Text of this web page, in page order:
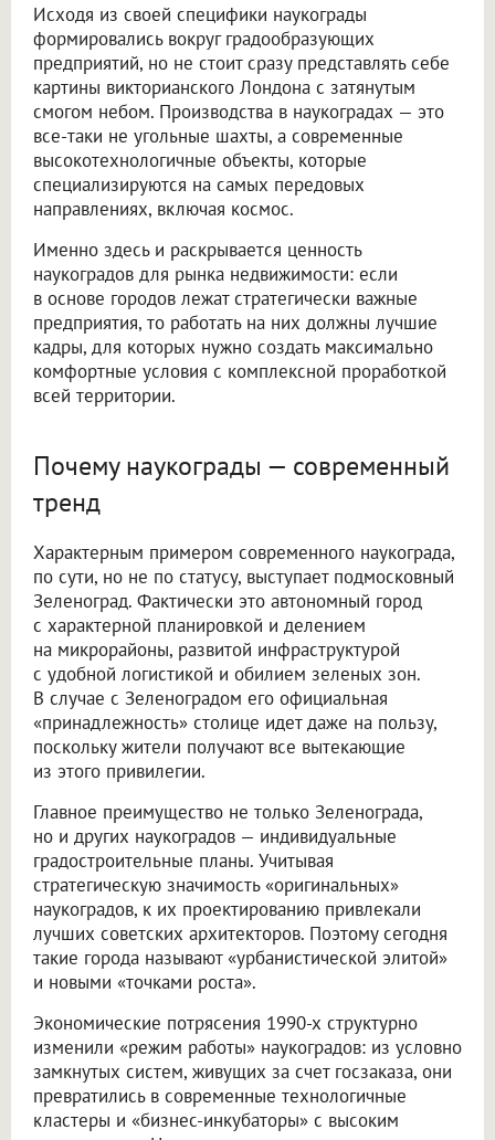
Исходя из своей специфики наукограды
формировались вокруг градообразующих
предприятий, но не стоит сразу представлять себе
картины викторианского Лондона с затянутым
смогом небом. Производства в наукоградах — это
все-таки не угольные шахты, а современные
высокотехнологичные объекты, которые
специализируются на самых передовых
направлениях, включая космос.
Именно здесь и раскрывается ценность
наукоградов для рынка недвижимости: если
в основе городов лежат стратегически важные
предприятия, то работать на них должны лучшие
кадры, для которых нужно создать максимально
комфортные условия с комплексной проработкой
всей территории.
Почему наукограды — современный
тренд
Характерным примером современного наукограда,
по сути, но не по статусу, выступает подмосковный
Зеленоград. Фактически это автономный город
с характерной планировкой и делением
на микрорайоны, развитой инфраструктурой
с удобной логистикой и обилием зеленых зон.
В случае с Зеленоградом его официальная
«принадлежность» столице идет даже на пользу,
поскольку жители получают все вытекающие
из этого привилегии.
Главное преимущество не только Зеленограда,
но и других наукоградов — индивидуальные
градостроительные планы. Учитывая
стратегическую значимость «оригинальных»
наукоградов, к их проектированию привлекали
лучших советских архитекторов. Поэтому сегодня
такие города называют «урбанистической элитой»
и новыми «точками роста».
Экономические потрясения 1990-х структурно
изменили «режим работы» наукоградов: из условно
замкнутых систем, живущих за счет госзаказа, они
превратились в современные технологичные
кластеры и «бизнес-инкубаторы» с высоким